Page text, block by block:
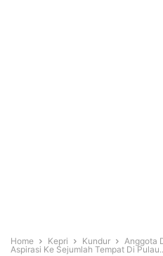
Home Kepri Kundur
Anggota
Aspirasi Ke Sejumlah Tempat Di